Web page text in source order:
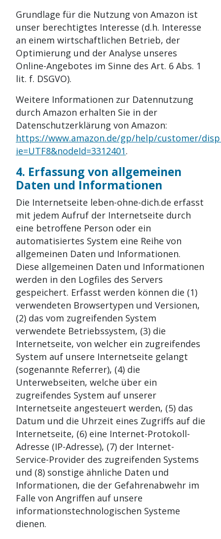
Grundlage für die Nutzung von Amazon ist
unser berechtigtes Interesse (d.h. Interesse
an einem wirtschaftlichen Betrieb, der
Optimierung und der Analyse unseres
Online-Angebotes im Sinne des Art. 6 Abs. 1
lit. f. DSGVO).
Weitere Informationen zur Datennutzung
durch Amazon erhalten Sie in der
Datenschutzerklärung von Amazon:
https://www.amazon.de/gp/help/customer/
ie=UTF8&nodeId=3312401.
4. Erfassung von allgemeinen
Daten und Informationen
Die Internetseite leben-ohne-dich.de erfasst
mit jedem Aufruf der Internetseite durch
eine betroffene Person oder ein
automatisiertes System eine Reihe von
allgemeinen Daten und Informationen.
Diese allgemeinen Daten und Informationen
werden in den Logfiles des Servers
gespeichert. Erfasst werden können die (1)
verwendeten Browsertypen und Versionen,
(2) das vom zugreifenden System
verwendete Betriebssystem, (3) die
Internetseite, von welcher ein zugreifendes
System auf unsere Internetseite gelangt
(sogenannte Referrer), (4) die
Unterwebseiten, welche über ein
zugreifendes System auf unserer
Internetseite angesteuert werden, (5) das
Datum und die Uhrzeit eines Zugriffs auf die
Internetseite, (6) eine Internet-Protokoll-
Adresse (IP-Adresse), (7) der Internet-
Service-Provider des zugreifenden Systems
und (8) sonstige ähnliche Daten und
Informationen, die der Gefahrenabwehr im
Falle von Angriffen auf unsere
informationstechnologischen Systeme
dienen.